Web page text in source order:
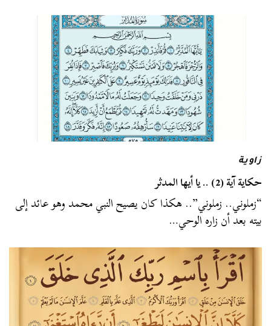
زاوية
حكاية آية (2) .. يا أيها المدثر
“زملوني.. زملوني”.. هكذا كان يصيح النبي محمد وهو عائد إلى
بيته بعد أن زاره الوحي…